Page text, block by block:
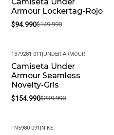
-37%
Armour Lockertag-Rojo
$94.990$149.990
-35%
1379281-011 |UNDER ARMOUR
Camiseta Under
Armour Seamless
Novelty-Gris
$154.990$239.990
FN5980-091 |NIKE